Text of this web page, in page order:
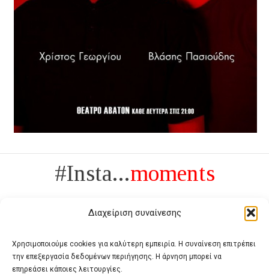
Διαχείριση συναίνεσης
Χρησιμοποιούμε cookies για καλύτερη εμπειρία. Η συναίνεση επιτρέπει
την επεξεργασία δεδομένων περιήγησης. Η άρνηση μπορεί να
επηρεάσει κάποιες λειτουργίες.
#Insta...moments
Πολυτέλεια δεν είναι το αντίθετο της ανέχειας, είναι το αντίθετο της